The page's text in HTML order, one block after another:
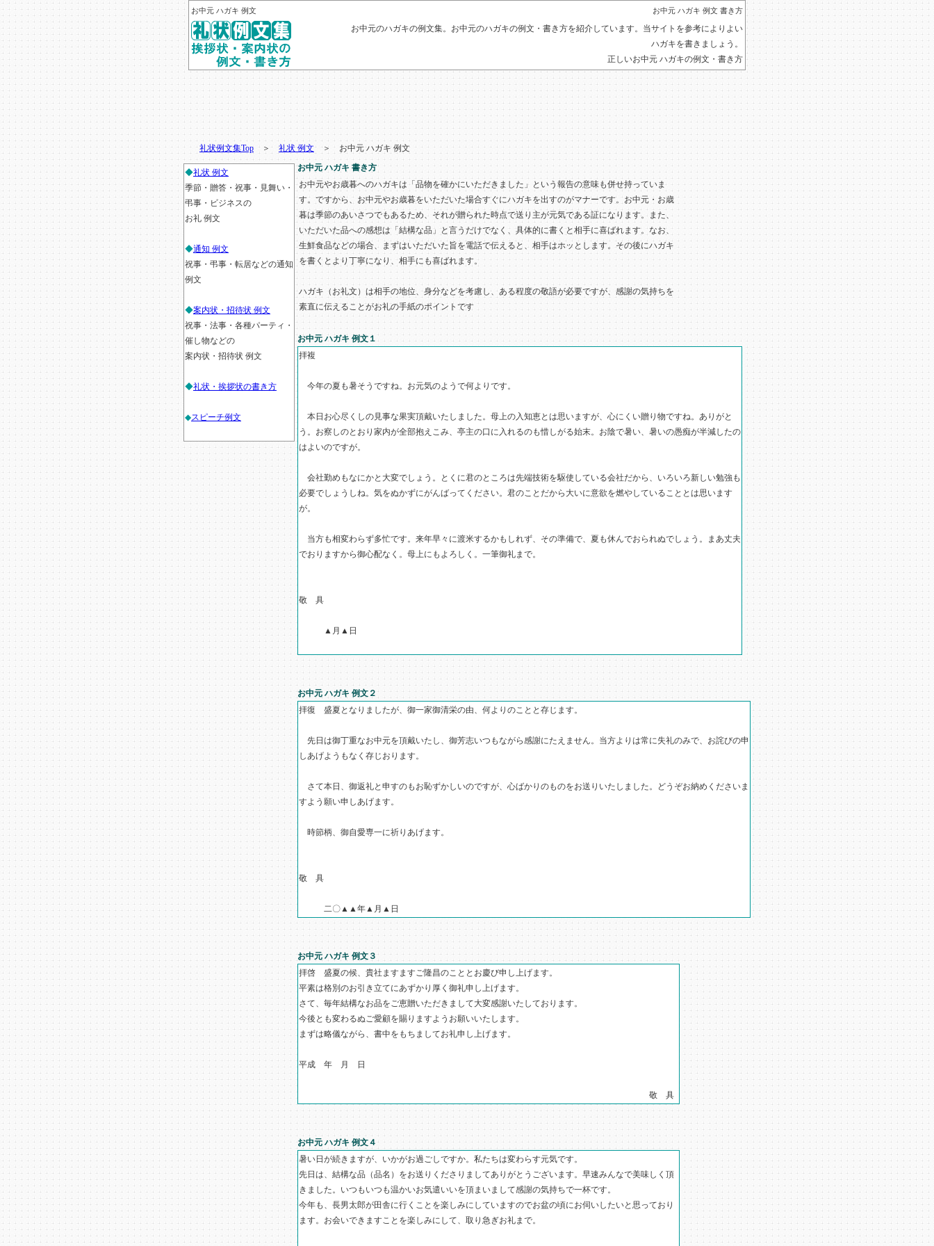
お中元 ハガキ 例文 お中元 ハガキ 例文 書き方
お中元のハガキの例文集。 お中元のハガキの例文 ・ 書き方を紹介しています。当サイトを参考によりよい
ハガキを書きましょう。
正しいお中元 ハガキの例文・書き方
礼状例文集Top ＞礼状 例文 ＞ お中元 ハガキ 例文
お中元 ハガキ 書き方
お中元やお歳暮へのハガキは「品物を確かにいただきました」という報告の意味も併せ持っていま
す。ですから、お中元やお歳暮をいただいた場合すぐにハガキを出すのがマナーです。お中元・お歳
暮は季節のあいさつでもあるため、それが贈られた時点で送り主が元気である証になります。また、
いただいた品への感想は「結構な品」と言うだけでなく、具体的に書くと相手に喜ばれます。なお、
生鮮食品などの場合、まずはいただいた旨を電話で伝えると、相手はホッとします。その後にハガキ
を書くとより丁寧になり、相手にも喜ばれます。
ハガキ（お礼文）は相手の地位、身分などを考慮し、ある程度の敬語が必要ですが、感謝の気持ちを
素直に伝えることがお礼の手紙のポイントです
お中元 ハガキ 例文１
拝複
今年の夏も暑そうですね。お元気のようで何よりです。
本日お心尽くしの見事な果実頂戴いたしました。母上の入知恵とは思いますが、心にくい贈り物ですね。ありがと
う。お察しのとおり家内が全部抱えこみ、亭主の口に入れるのも惜しがる始末。お陰で暑い、暑いの愚痴が半減したの
はよいのですが。
会社勤めもなにかと大変でしょう。とくに君のところは先端技術を駆使している会社だから、いろいろ新しい勉強も
必要でしょうしね。気をぬかずにがんばってください。君のことだから大いに意欲を燃やしていることとは思います
が。
当方も相変わらず多忙です。来年早々に渡米するかもしれず、その準備で、夏も休んでおられぬでしょう。まあ丈夫
でおりますから御心配なく。母上にもよろしく。一筆御礼まで。
敬 具
▲月▲日
お中元 ハガキ 例文２
拝復 盛夏となりましたが、御一家御清栄の由、何よりのことと存じます。
先日は御丁重なお中元を頂戴いたし、御芳志いつもながら感謝にたえません。当方よりは常に失礼のみで、お詫びの申
しあげようもなく存じおります。
さて本日、御返礼と申すのもお恥ずかしいのですが、心ばかりのものをお送りいたしました。どうぞお納めくださいま
すよう願い申しあげます。
時節柄、御自愛専一に祈りあげます。
敬 具
二〇▲▲年▲月▲日
お中元 ハガキ 例文３
拝啓 盛夏の候、貴社ますますご隆昌のこととお慶び申し上げます。
平素は格別のお引き立てにあずかり厚く御礼申し上げます。
さて、毎年結構なお品をご恵贈いただきまして大変感謝いたしております。
今後とも変わるぬご愛顧を賜りますようお願いいたします。
まずは略儀ながら、書中をもちましてお礼申し上げます。
平成 年 月 日
敬 具
お中元 ハガキ 例文４
暑い日が続きますが、いかがお過ごしですか。私たちは変わらす元気です。
先日は、結構な品（品名）をお送りくださりましてありがとうございます。早速みんなで美味しく頂
きました。いつもいつも温かいお気遣いいを頂まいまして感謝の気持ちで一杯です。
今年も、長男太郎が田舎に行くことを楽しみにしていますのでお盆の頃にお伺いしたいと思っており
ます。お会いできますことを楽しみにして、取り急ぎお礼まで。
◆礼状 例文
季節・贈答・祝事・見舞い・
弔事・ビジネスの
お礼 例文
◆通知 例文
祝事・弔事・転居などの通知
例文
◆案内状・招待状 例文
祝事・法事・各種パーティ・
催し物などの
案内状・招待状 例文
◆礼状・挨拶状の書き方
◆スピーチ例文